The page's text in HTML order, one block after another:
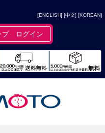
[ENGLISH] [中文] [KOREAN]
プ ログイン